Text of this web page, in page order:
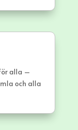
alla –
och alla